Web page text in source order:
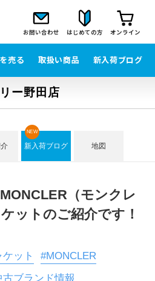
お問い合わせ はじめての方 オンライン
売る 取扱い商品 新入荷ブログ
ー野田店
新入荷ブログ
NEW
地図
（モンクレ
ットのご紹介です！
ット
#MONCLER
古ブランド情報